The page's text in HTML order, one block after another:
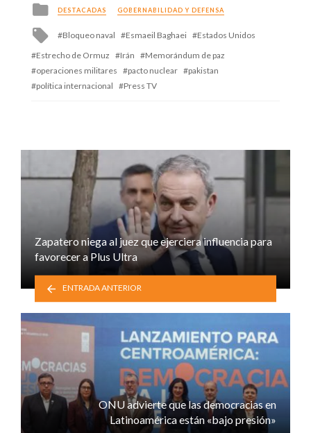
Posted
in
DESTACADAS GOBERNABILIDAD Y DEFENSA
Tagged
with
Bloqueo naval Esmaeil Baghaei
Estados Unidos
Estrecho de Ormuz
Irán
Memorándum de paz
operaciones militares
pacto nuclear
pakistan
política internacional
Press TV
Zapatero niega al juez que ejerciera influencia para
favorecer a Plus Ultra
ENTRADA ANTERIOR
ONU advierte que las democracias en
Latinoamérica están «bajo presión»